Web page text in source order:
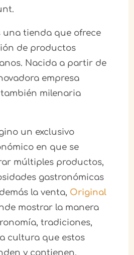
una tienda que ofrece
de productos
Nacida a partir de
empresa
milenaria
un exclusivo
en que se
múltiples productos,
gastronómicas
la venta, Original
mostrar la manera
tradiciones,
cultura que estos
y contienen.